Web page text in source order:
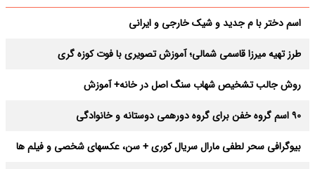
اسم دختر با م جدید و شیک خارجی و ایرانی
طرز تهیه میرزا قاسمی شمالی؛ آموزش تصویری با فوت‌ کوزه گری
روش جالب تشخیص شهاب سنگ اصل در خانه+ آموزش
90 اسم گروه خفن برای گروه دورهمی دوستانه و خانوادگی
بیوگرافی سحر لطفی مارال سریال کوری + سن، عکسهای شخصی و فیلم ها